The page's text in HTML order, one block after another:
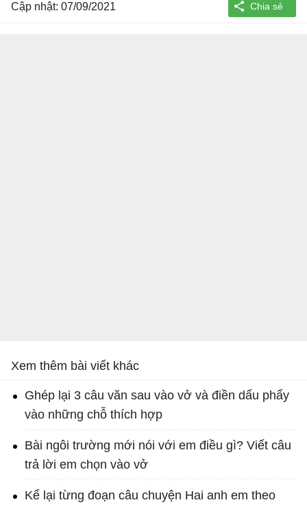
Cập nhật: 07/09/2021
Xem thêm bài viết khác
Ghép lại 3 câu văn sau vào vở và điền dấu phẩy
vào những chỗ thích hợp
Bài ngôi trường mới nói với em điều gì? Viết câu
trả lời em chọn vào vở
Kể lại từng đoạn câu chuyện Hai anh em theo